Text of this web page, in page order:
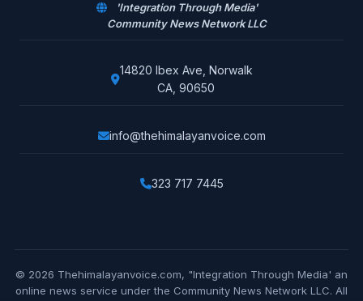
'Integration Through Media'
Community News Network LLC
14820 Ibex Ave, Norwalk
CA, 90650
info@thehimalayanvoice.com
323 717 7445
© 2026 Thehimalayanvoice.com, "Integration Through Media' an
online news service under the Community News Network LLC. All